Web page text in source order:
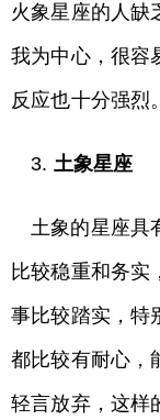
火象星座的人缺
我为中心，很容
反应也十分强烈。
3. 土象星座
土象的星座具
比较稳重和务实
事比较踏实，特
都比较有耐心，
轻言放弃，这样